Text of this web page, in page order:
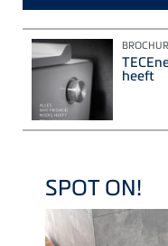
heeft
SPOT ON!